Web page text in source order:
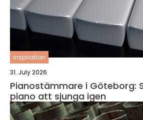
inspiration
31. July 2026
Pianostämmare i Göteborg:
piano att sjunga igen